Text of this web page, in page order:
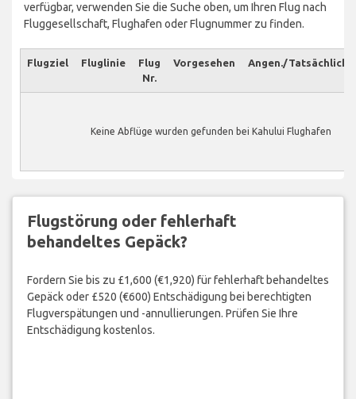
verfügbar, verwenden Sie die Suche oben, um Ihren Flug nach
Fluggesellschaft, Flughafen oder Flugnummer zu finden.
Flugziel Fluglinie
Flug
Nr.
Vorgesehen Angen./Tatsächlich
Keine Abflüge wurden gefunden bei Kahului Flughafen
Flugstörung oder fehlerhaft
behandeltes Gepäck?
Fordern Sie bis zu £1,600 (€1,920) für fehlerhaft behandeltes
Gepäck oder £520 (€600) Entschädigung bei berechtigten
Flugverspätungen und -annullierungen. Prüfen Sie Ihre
Entschädigung kostenlos.